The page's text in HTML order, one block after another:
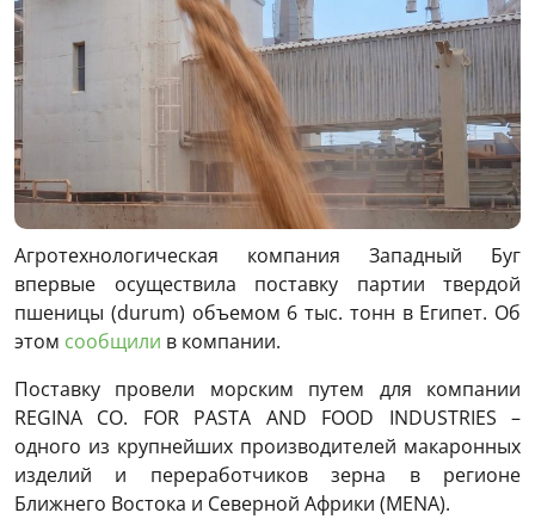
Агротехнологическая компания Западный Буг
впервые осуществила поставку партии твердой
пшеницы (durum) объемом 6 тыс. тонн в Египет. Об
этом сообщили в компании.
Поставку провели морским путем для компании
REGINA CO. FOR PASTA AND FOOD INDUSTRIES –
одного из крупнейших производителей макаронных
изделий и переработчиков зерна в регионе
Ближнего Востока и Северной Африки (MENA).